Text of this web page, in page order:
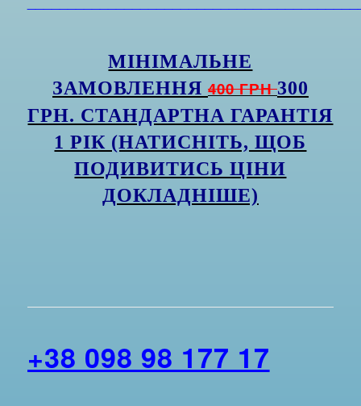
МІНІМАЛЬНЕ
ЗАМОВЛЕННЯ 400 ГРН300
ГРН. СТАНДАРТНА ГАРАНТІЯ
1 РІК (НАТИСНІТЬ, ЩОБ
ПОДИВИТИСЬ ЦІНИ
ДОКЛАДНІШЕ)
+38 098 98 177 17